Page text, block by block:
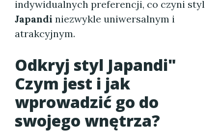
indywidualnych preferencji, co czyni styl
Japandi niezwykle uniwersalnym i
atrakcyjnym.
Odkryj styl Japandi"
Czym jest i jak
wprowadzić go do
swojego wnętrza?